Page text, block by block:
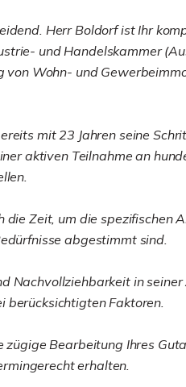
Herr Boldorf ist Ihr
und Handelskammer
Wohn- und
mit 23 Jahren seine
aktiven Teilnahme an
Zeit, um die spezifischen
abgestimmt sind.
in
berücksichtigten Faktoren.
Bearbeitung Ihres
erhalten.